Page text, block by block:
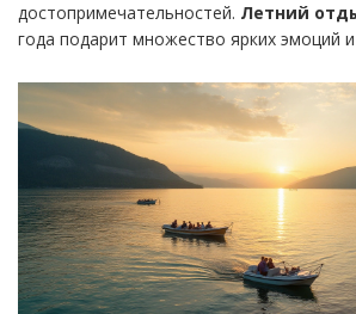
достопримечательностей. Летний
года подарит множество ярких эмоций